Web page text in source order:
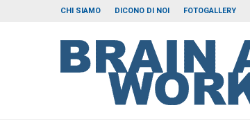
CHI SIAMO DICONO DI NOI FOTOGALLERY